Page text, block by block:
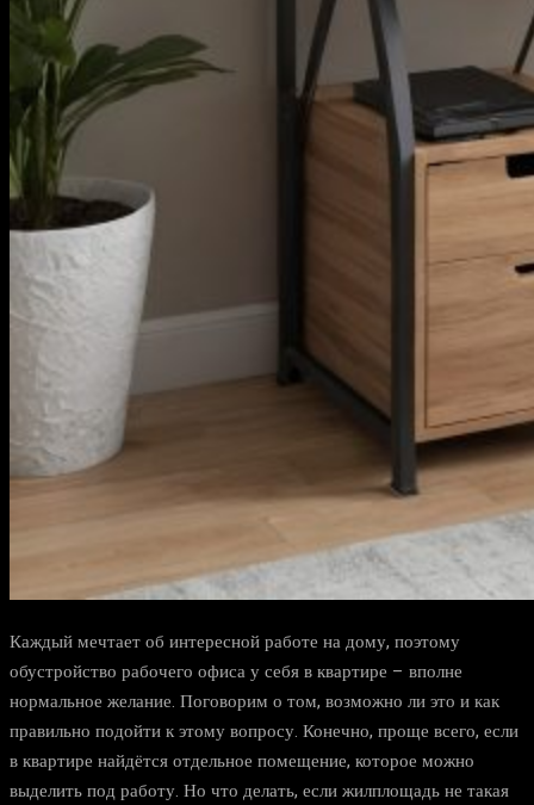
Каждый мечтает об интересной работе на дому, поэтому
обустройство рабочего офиса у себя в квартире – вполне
нормальное желание. Поговорим о том, возможно ли это и как
правильно подойти к этому вопросу. Конечно, проще всего, если
в квартире найдётся отдельное помещение, которое можно
выделить под работу. Но что делать, если жилплощадь не такая